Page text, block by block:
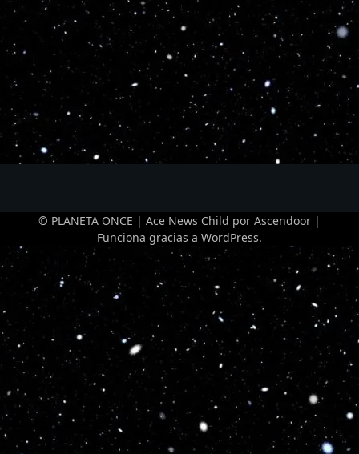
© PLANETA ONCE | Ace News Child por Ascendoor |
Funciona gracias a WordPress.
Optimized by Seraphinite Accelerator
Turns on site high speed to be attractive for people and search engines.